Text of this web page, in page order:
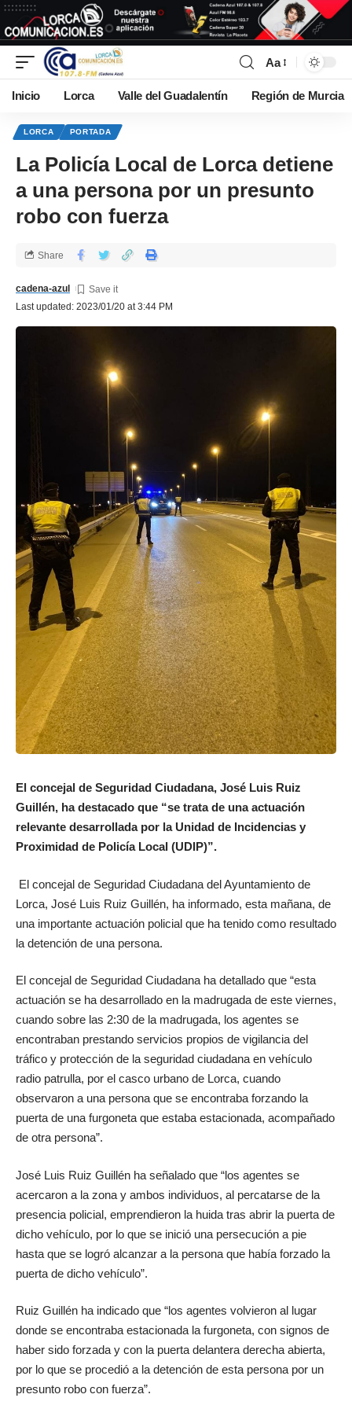
Aa
Inicio Lorca Valle del Guadalentín Región de Murcia
LORCA PORTADA
La Policía Local de Lorca detiene
a una persona por un presunto
robo con fuerza
Last updated: 2023/01/20 at 3:44 PM
cadena-azul
Share
El concejal de Seguridad Ciudadana, José Luis Ruiz
Guillén, ha destacado que “se trata de una actuación
relevante desarrollada por la Unidad de Incidencias y
Proximidad de Policía Local (UDIP)”.
El concejal de Seguridad Ciudadana del Ayuntamiento de
Lorca, José Luis Ruiz Guillén, ha informado, esta mañana, de
una importante actuación policial que ha tenido como resultado
la detención de una persona.
El concejal de Seguridad Ciudadana ha detallado que “esta
actuación se ha desarrollado en la madrugada de este viernes,
cuando sobre las 2:30 de la madrugada, los agentes se
encontraban prestando servicios propios de vigilancia del
tráfico y protección de la seguridad ciudadana en vehículo
radio patrulla, por el casco urbano de Lorca, cuando
observaron a una persona que se encontraba forzando la
puerta de una furgoneta que estaba estacionada, acompañado
de otra persona”.
José Luis Ruiz Guillén ha señalado que “los agentes se
acercaron a la zona y ambos individuos, al percatarse de la
presencia policial, emprendieron la huida tras abrir la puerta de
dicho vehículo, por lo que se inició una persecución a pie
hasta que se logró alcanzar a la persona que había forzado la
puerta de dicho vehículo”.
Ruiz Guillén ha indicado que “los agentes volvieron al lugar
donde se encontraba estacionada la furgoneta, con signos de
haber sido forzada y con la puerta delantera derecha abierta,
por lo que se procedió a la detención de esta persona por un
presunto robo con fuerza”.